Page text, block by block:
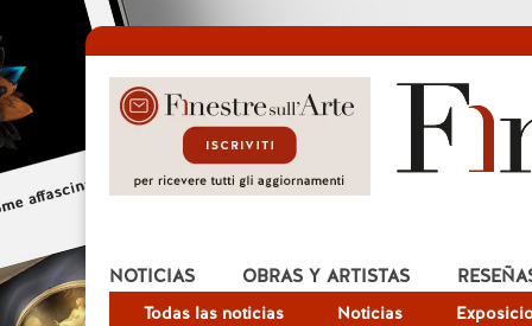
NOTICIAS
Todas las noticias Noticias
OBRAS Y ARTISTAS